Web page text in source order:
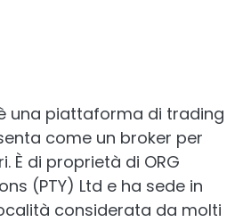
una piattaforma di trading
come un broker per
È di proprietà di ORG
(PTY) Ltd e ha sede in
considerata da molti